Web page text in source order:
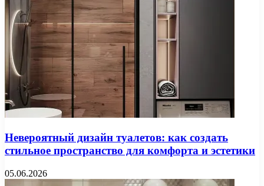
Невероятный дизайн туалетов: как создать
стильное пространство для комфорта и эстетики
05.06.2026